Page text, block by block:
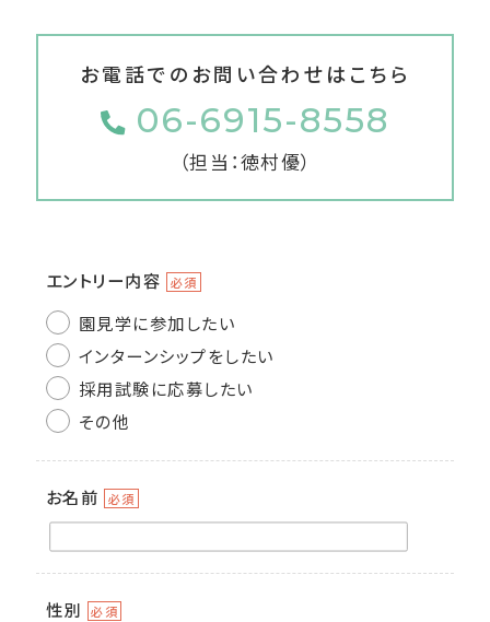
お電話でのお問い合わせはこちら
06-6915-8558
（担当：徳村優）
エントリー内容 必須
園見学に参加したい
インターンシップをしたい
採用試験に応募したい
その他
お名前 必須
性別 必須